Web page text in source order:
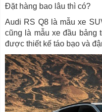
Đặt hàng bao lâu thì có?
Audi RS Q8 là mẫu xe
cũng là mẫu xe đầu bảng
được thiết kế táo bạo và